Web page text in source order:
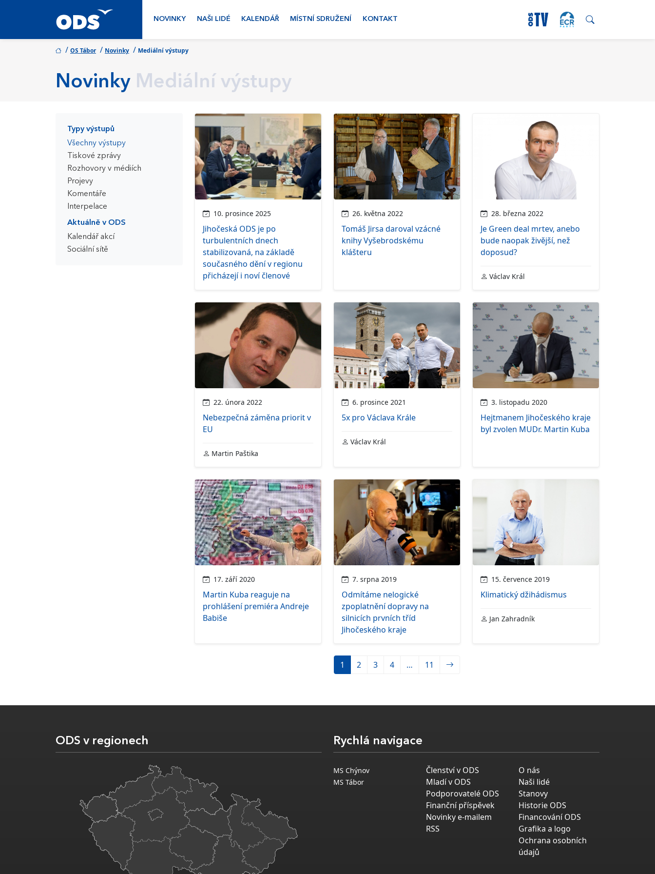
NOVINKY NAŠI LIDÉ KALENDÁŘ MÍSTNÍ SDRUŽENÍ KONTAKT
/ OS Tábor / Novinky / Mediální výstupy
Novinky Mediální výstupy
Typy výstupů
Všechny výstupy
Tiskové zprávy
Rozhovory v médiích
Projevy
Komentáře
Interpelace
Aktuálně v ODS
Kalendář akcí
Sociální sítě
10. prosince 2025
Jihočeská ODS je po
turbulentních dnech
stabilizovaná, na základě
současného dění v regionu
přicházejí i noví členové
26. května 2022
Tomáš Jirsa daroval vzácné
knihy Vyšebrodskému
klášteru
28. března 2022
Je Green deal mrtev, anebo
bude naopak živější, než
doposud?
Václav Král
22. února 2022
Nebezpečná záměna priorit v
EU
Martin Paštika
6. prosince 2021
5x pro Václava Krále
Václav Král
3. listopadu 2020
Hejtmanem Jihočeského kraje
byl zvolen MUDr. Martin Kuba
17. září 2020
Martin Kuba reaguje na
prohlášení premiéra Andreje
Babiše
7. srpna 2019
Odmítáme nelogické
zpoplatnění dopravy na
silnicích prvních tříd
Jihočeského kraje
15. července 2019
Klimatický džihádismus
Jan Zahradník
1 2 3 4 … 11
ODS v regionech Rychlá navigace
MS Chýnov
MS Tábor
Členství v ODS
Mladí v ODS
Podporovatelé ODS
Finanční příspěvek
Novinky e-mailem
RSS
O nás
Naši lidé
Stanovy
Historie ODS
Financování ODS
Grafika a logo
Ochrana osobních
údajů